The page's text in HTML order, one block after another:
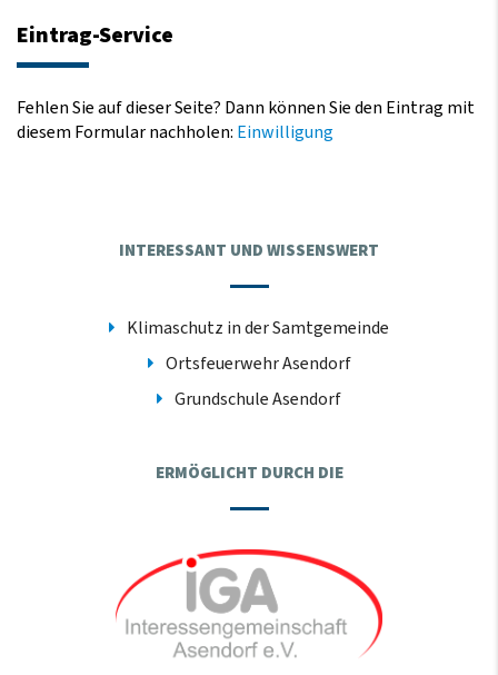
Eintrag-Service
Fehlen Sie auf dieser Seite? Dann können Sie den Eintrag mit
diesem Formular nachholen: Einwilligung
INTERESSANT UND WISSENSWERT
Klimaschutz in der Samtgemeinde
Ortsfeuerwehr Asendorf
Grundschule Asendorf
ERMÖGLICHT DURCH DIE